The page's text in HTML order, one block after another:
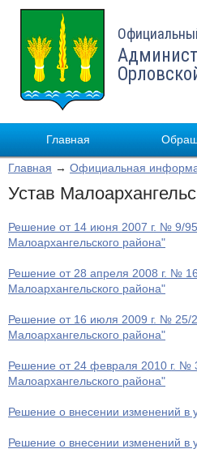
Главная
Главная → Официальная
Устав
Решение от 14 июня 2007 г. № 9/
Малоархангельского района"
Решение от 28 апреля 2008 г. №
Малоархангельского района"
Решение от 16 июля 2009 г. № 25/
Малоархангельского района"
Решение от 24 февраля 2010 г. №
Малоархангельского района"
Решение о внесении изменений
Решение о внесении изменений